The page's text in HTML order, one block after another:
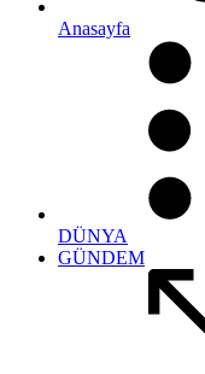
Anasayfa
DÜNYA
GÜNDEM